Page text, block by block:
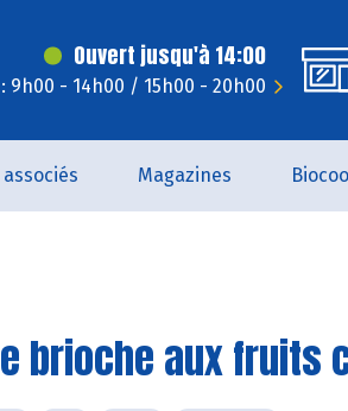
Ouvert jusqu'à 14:00
9h00 - 14h00 / 15h00 - 20h00
Magazines
brioche aux fruits